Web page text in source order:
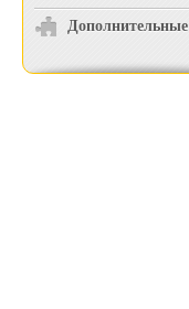
Дополнительные